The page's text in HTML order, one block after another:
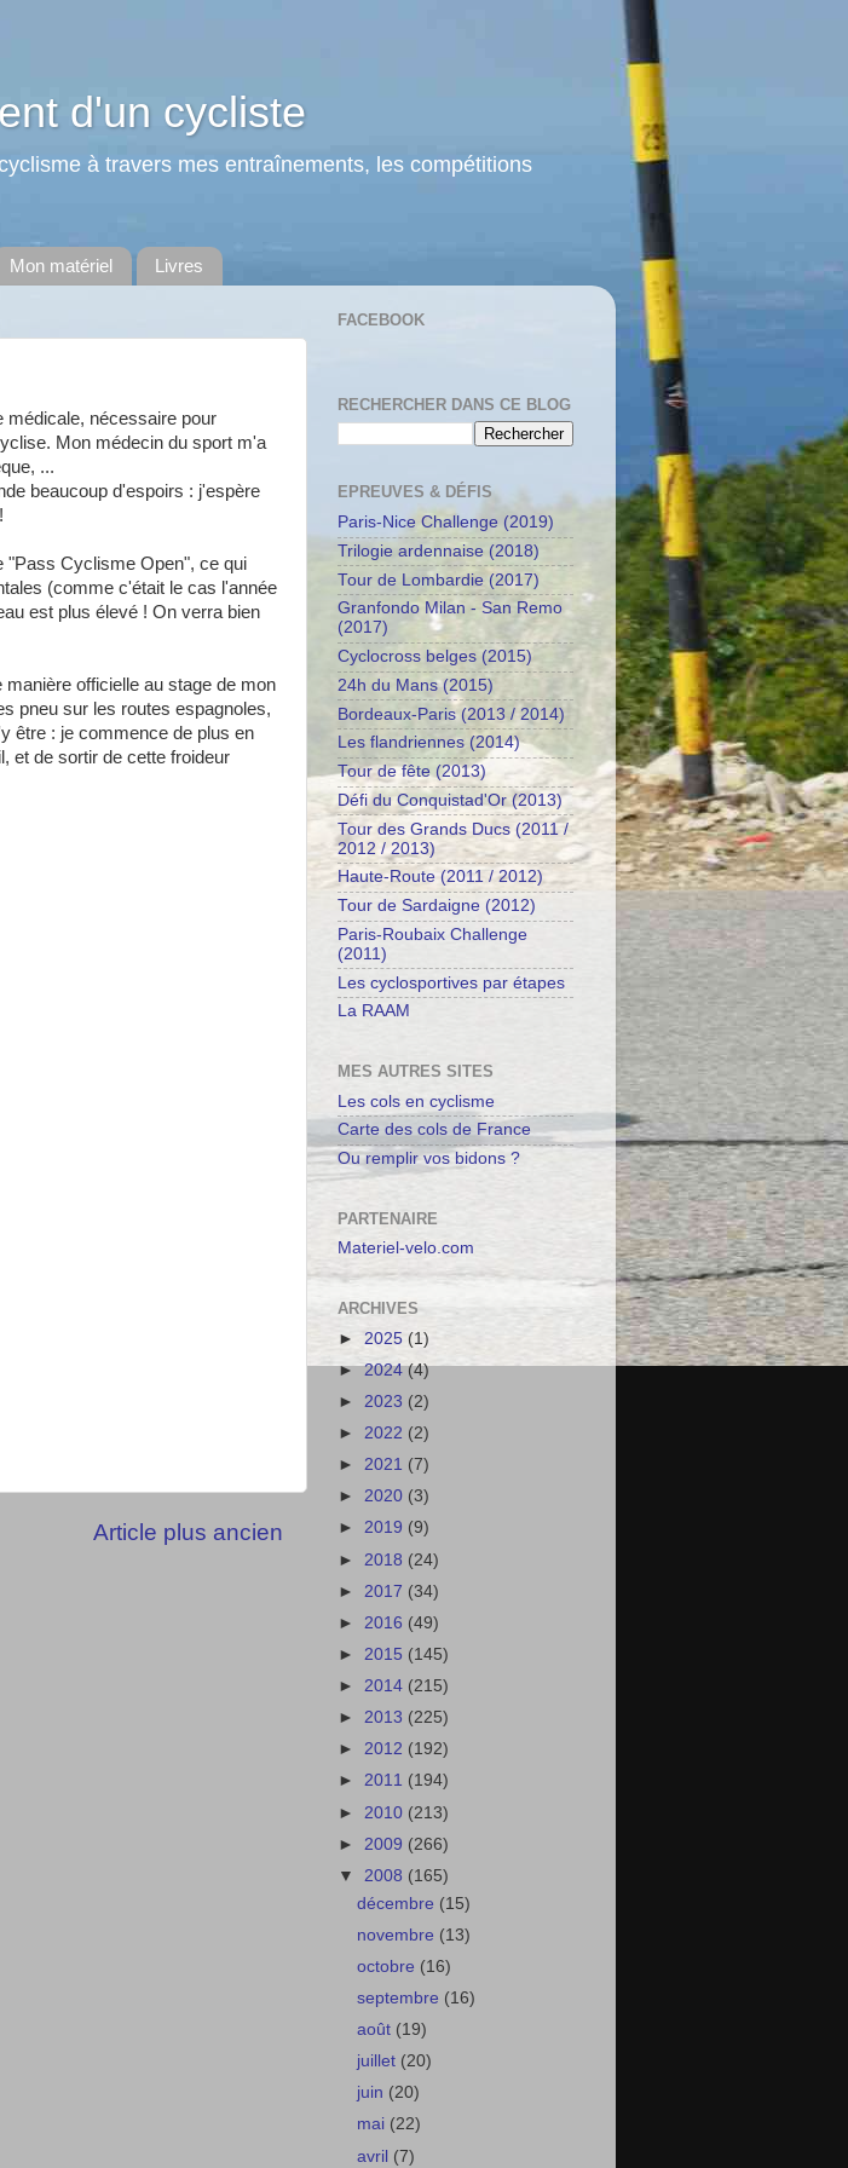
d'un cycliste
à travers mes entraînements, les compétitions
Mon matériel Livres
médicale, nécessaire pour
Mon médecin du sport m'a
...
beaucoup d'espoirs : j'espère
"Pass Cyclisme Open", ce qui
(comme c'était le cas l'année
est plus élevé ! On verra bien
officielle au stage de mon
pneu sur les routes espagnoles,
être : je commence de plus en
et de sortir de cette froideur
Article plus ancien
FACEBOOK
RECHERCHER DANS CE BLOG
EPREUVES & DÉFIS
Paris-Nice Challenge (2019)
Trilogie ardennaise (2018)
Tour de Lombardie (2017)
Granfondo Milan - San Remo
(2017)
Cyclocross belges (2015)
24h du Mans (2015)
Bordeaux-Paris (2013 / 2014)
Les flandriennes (2014)
Tour de fête (2013)
Défi du Conquistad'Or (2013)
Tour des Grands Ducs (2011 /
2012 / 2013)
Haute-Route (2011 / 2012)
Tour de Sardaigne (2012)
Paris-Roubaix Challenge
(2011)
Les cyclosportives par étapes
La RAAM
MES AUTRES SITES
Les cols en cyclisme
Carte des cols de France
Ou remplir vos bidons ?
PARTENAIRE
Materiel-velo.com
ARCHIVES
► 2025 (1)
►2024(4)
► 2023 (2)
► 2022 (2)
► 2021 (7)
► 2020 (3)
► 2019 (9)
► 2018 (24)
► 2017 (34)
► 2016 (49)
► 2015 (145)
► 2014 (215)
► 2013 (225)
► 2012 (192)
► 2011 (194)
► 2010 (213)
► 2009 (266)
▼ 2008 (165)
décembre (15)
novembre (13)
octobre (16)
septembre (16)
août (19)
juillet (20)
juin (20)
mai (22)
avril (7)